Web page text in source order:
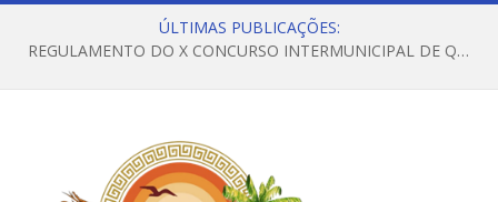
ÚLTIMAS PUBLICAÇÕES:
REGULAMENTO DO X CONCURSO INTERMUNICIPAL DE QUADRILHAS JUNINAS – 2026 – ARRAIÁ DA VENEZA